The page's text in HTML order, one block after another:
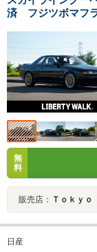
済 フジツボマフ
ー momoステ
ルライト アラゴ
LM 17インチAW
無
料
販売店： Ｔｏｋｙ
日産